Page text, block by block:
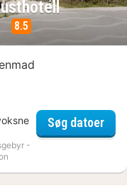
8.5
-
Søg datoer